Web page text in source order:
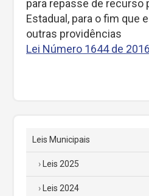
para repasse de recurso
Estadual, para o fim que
outras providências
Lei Número 1644 de 2016
Leis Municipais
Leis 2025
Leis 2024